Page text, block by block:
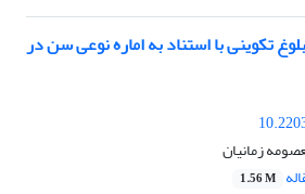
تکوینی با استناد به اماره نوعی سن در
زمانیان
1.56 M